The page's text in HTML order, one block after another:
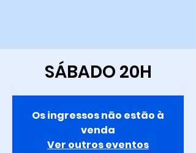
SÁBADO 20H
Os ingressos não estão à
venda
Ver outros eventos